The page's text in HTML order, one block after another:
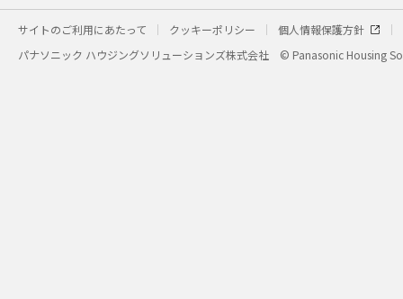
サイトのご利用にあたって クッキーポリシー
個人情報保護方針
パナソニック ハウジングソリューションズ株式会社
© Panasonic Housing